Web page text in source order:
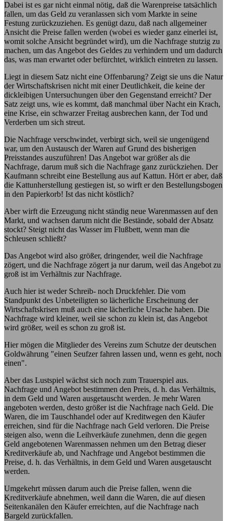
Dabei ist es gar nicht einmal nötig, daß die Warenpreise tatsächlich
fallen, um das Geld zu veranlassen sich vom Markte in seine
Festung zurückzuziehen. Es genügt dazu, daß nach allgemeiner
Ansicht die Preise fallen werden (wobei es wieder ganz einerlei ist,
womit solche Ansicht begründet wird), um die Nachfrage stutzig zu
machen, um das Angebot des Geldes zu verhindern und um dadurch
das, was man erwartet oder befürchtet, wirklich eintreten zu lassen.
Liegt in diesem Satz nicht eine Offenbarung? Zeigt sie uns die Natur
der Wirtschaftskrisen nicht mit einer Deutlichkeit, die keine der
dickleibigen Untersuchungen über den Gegenstand erreicht? Der
Satz zeigt uns, wie es kommt, daß manchmal über Nacht ein Krach,
eine Krise, ein schwarzer Freitag ausbrechen kann, der Tod und
Verderben um sich streut.
Die Nachfrage verschwindet, verbirgt sich, weil sie ungenügend
war, um den Austausch der Waren auf Grund des bisherigen
Preisstandes auszuführen! Das Angebot war größer als die
Nachfrage, darum muß sich die Nachfrage ganz zurückziehen. Der
Kaufmann schreibt eine Bestellung aus auf Kattun. Hört er aber, daß
die Kattunherstellung gestiegen ist, so wirft er den Bestellungsbogen
in den Papierkorb! Ist das nicht köstlich?
Aber wirft die Erzeugung nicht ständig neue Warenmassen auf den
Markt, und wachsen darum nicht die Bestände, sobald der Absatz
stockt? Steigt nicht das Wasser im Flußbett, wenn man die
Schleusen schließt?
Das Angebot wird also größer, dringender, weil die Nachfrage
zögert, und die Nachfrage zögert ja nur darum, weil das Angebot zu
groß ist im Verhältnis zur Nachfrage.
Auch hier ist weder Schreib- noch Druckfehler. Die vom
Standpunkt des Unbeteiligten so lächerliche Erscheinung der
Wirtschaftskrisen muß auch eine lächerliche Ursache haben. Die
Nachfrage wird kleiner, weil sie schon zu klein ist, das Angebot
wird größer, weil es schon zu groß ist.
Hier mögen die Mitglieder des Vereins zum Schutze der deutschen
Goldwährung "einen Seufzer fahren lassen und, wenn es geht, noch
einen".
Aber das Lustspiel wächst sich noch zum Trauerspiel aus.
Nachfrage und Angebot bestimmen den Preis, d. h. das Verhältnis,
in dem Geld und Waren ausgetauscht werden. Je mehr Waren
angeboten werden, desto größer ist die Nachfrage nach Geld. Die
Waren, die im Tauschhandel oder auf Kreditwegen den Käufer
erreichen, sind für die Nachfrage nach Geld verloren. Die Preise
steigen also, wenn die Leihverkäufe zunehmen, denn die gegen
Geld angebotenen Warenmassen nehmen um den Betrag dieser
Kreditverkäufe ab, und Nachfrage und Angebot bestimmen die
Preise, d. h. das Verhältnis, in dem Geld und Waren ausgetauscht
werden.
Umgekehrt müssen darum auch die Preise fallen, wenn die
Kreditverkäufe abnehmen, weil dann die Waren, die auf diesen
Seitenkanälen den Käufer erreichten, auf die Nachfrage nach
Bargeld zurückfallen.